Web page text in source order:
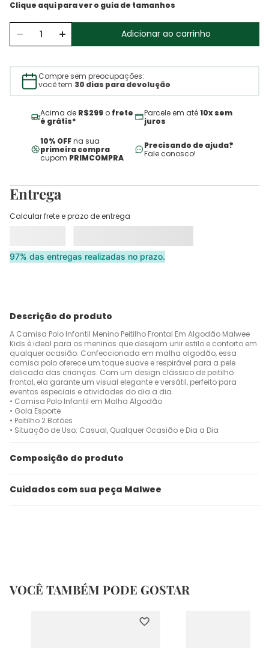
Adicionar ao carrinho
Compre sem preocupações:
você tem 30 dias para devolução
Acima de R$299 o frete
é grátis*
Parcele em até10x sem
juros
10% OFFna sua
primeira compra
cupom PRIMCOMPRA
Precisando de ajuda?
Fale conosco!
Entrega
Calcular frete e prazo de entrega
97% das entregas realizadas no prazo.
Descrição do produto
A Camisa Polo Infantil Menino Peitilho Frontal Em Algodão Malwee
Kids é ideal para os meninos que desejam unir estilo e conforto em
qualquer ocasião. Confeccionada em malha algodão, essa
camisa polo oferece um toque suave e respirável para a pele
delicada das crianças. Com um design clássico de peitilho
frontal, ela garante um visual elegante e versátil, perfeito para
eventos especiais e atividades do dia a dia.
• Camisa Polo Infantil em Malha Algodão
• Gola Esporte
• Peitilho 2 Botões
• Situação de Uso: Casual, Qualquer Ocasião e Dia a Dia
Composição do produto
Cuidados com sua peça Malwee
VOCÊ TAMBÉM PODE GOSTAR